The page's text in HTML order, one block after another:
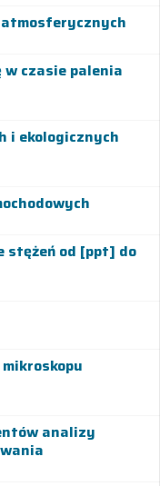
atmosferycznych
czasie palenia
i ekologicznych
stężeń od [ppt] do
analizy